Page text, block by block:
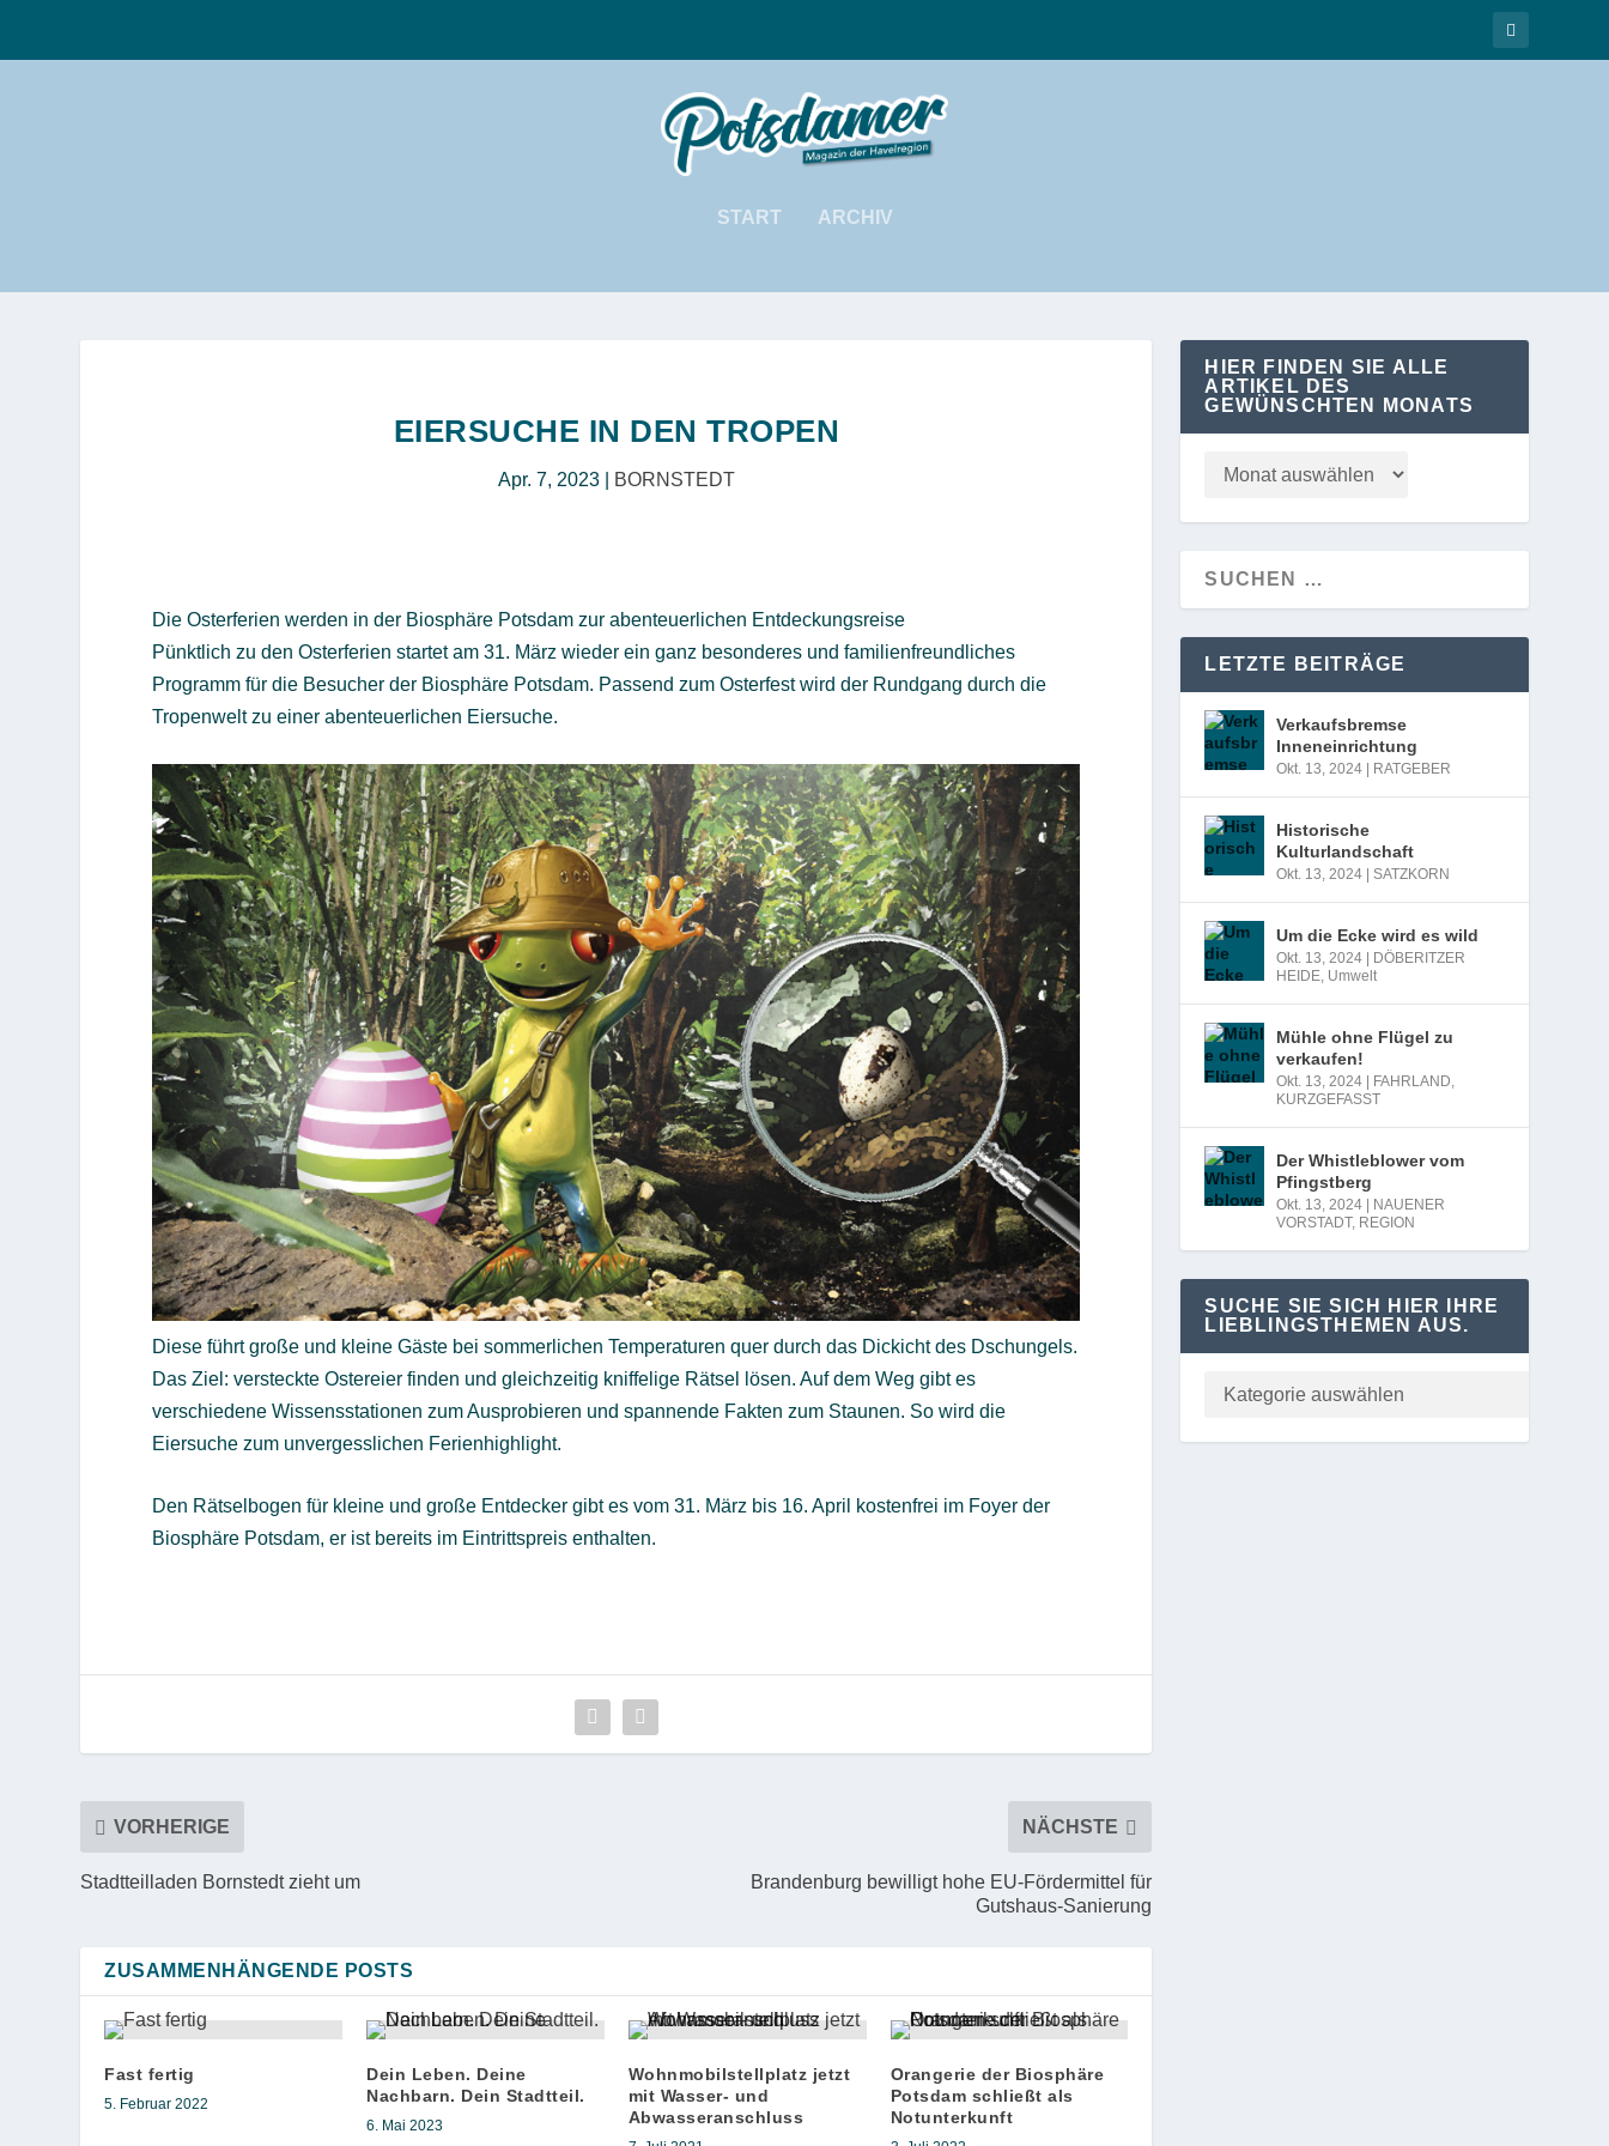
START ARCHIV
EIERSUCHE IN DEN TROPEN
Apr. 7, 2023| BORNSTEDT
Die Osterferien werden in der Biosphäre Potsdam zur abenteuerlichen Entdeckungsreise
Pünktlich zu den Osterferien startet am 31. März wieder ein ganz besonderes und familienfreundliches
Programm für die Besucher der Biosphäre Potsdam. Passend zum Osterfest wird der Rundgang durch die
Tropenwelt zu einer abenteuerlichen Eiersuche.
Diese führt große und kleine Gäste bei sommerlichen Temperaturen quer durch das Dickicht des Dschungels.
Das Ziel: versteckte Ostereier finden und gleichzeitig kniffelige Rätsel lösen. Auf dem Weg gibt es
verschiedene Wissensstationen zum Ausprobieren und spannende Fakten zum Staunen. So wird die
Eiersuche zum unvergesslichen Ferienhighlight.
Den Rätselbogen für kleine und große Entdecker gibt es vom 31. März bis 16. April kostenfrei im Foyer der
Biosphäre Potsdam, er ist bereits im Eintrittspreis enthalten.
VORHERIGE
Stadtteilladen Bornstedt zieht um
NÄCHSTE
Brandenburg bewilligt hohe EU-Fördermittel für
Gutshaus-Sanierung
ZUSAMMENHÄNGENDE POSTS
Fast fertig
5. Februar 2022
Dein Leben. Deine
Nachbarn. Dein Stadtteil.
6. Mai 2023
Wohnmobilstellplatz jetzt
mit Wasser- und
Abwasseranschluss
Orangerie der Biosphäre
Potsdam schließt als
Notunterkunft
HIER FINDEN SIE ALLE
ARTIKEL DES
GEWÜNSCHTEN MONATS
LETZTE BEITRÄGE
Verkaufsbremse
Inneneinrichtung
Okt. 13, 2024 RATGEBER
Historische
Kulturlandschaft
Okt. 13, 2024 |SATZKORN
Um die Ecke wird es wild
Okt. 13, 2024
DÖBERITZER
HEIDE, Umwelt
Mühle ohne Flügel zu
verkaufen!
Okt. 13, 2024 FAHRLAND,
KURZGEFASST
Der Whistleblower vom
Pfingstberg
Okt. 13, 2024
NAUENER
VORSTADT, REGION
SUCHE SIE SICH HIER IHRE
LIEBLINGSTHEMEN AUS.